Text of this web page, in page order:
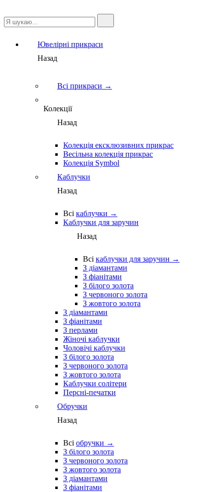
Ювелірні прикраси
Назад
Всі прикраси →
Колекції
Назад
Колекція ексклюзивних прикрас
Весільна колекція прикрас
Колекція Symbol
Каблучки
Назад
Всі каблучки →
Каблучки для заручин
Назад
Всі каблучки для заручин →
З діамантами
З фіанітами
З білого золота
З червоного золота
З жовтого золота
З діамантами
З фіанітами
З перлами
Жіночі каблучки
Чоловічі каблучки
З білого золота
З червоного золота
З жовтого золота
Каблучки солітери
Персні-печатки
Обручки
Назад
Всі обручки →
З білого золота
З червоного золота
З жовтого золота
З діамантами
З фіанітами